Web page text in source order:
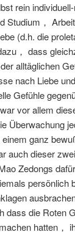
rein
Studium，
(d.h. die
， dass
alltäglichen
nach Liebe
Gefühle
vor allem
Überwachung
ganz
auch dieser
Zedongs
persönlich
dass die Roten
hatten，